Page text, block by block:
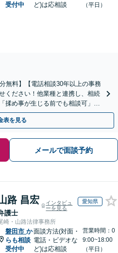
受付中
ど)は応相談
（平日）
無料】【電話相談30年以上の事務
ください！他業種と連携し、相続
揉め事が生じる前でも相談可」
休日夜間相談可】
表を見る
メールで面談予約
路 昌宏
護士
インタビュ
ーを見る
愛知県
崎・山路法律事務所
磐田市 か
らも相談
受付中
面談方法(対面・
電話・ビデオな
ど)は応相談
営業時間：0
9:00~18:00
（平日）